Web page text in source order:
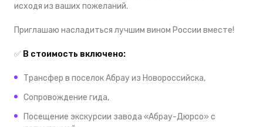
исходя из ваших пожеланий.
Приглашаю насладиться лучшим вином России вместе!
✅ В стоимость включено:
Трансфер в поселок Абрау из Новороссийска,
Сопровождение гида,
Посещение экскурсии завода «Абрау-Дюрсо» с